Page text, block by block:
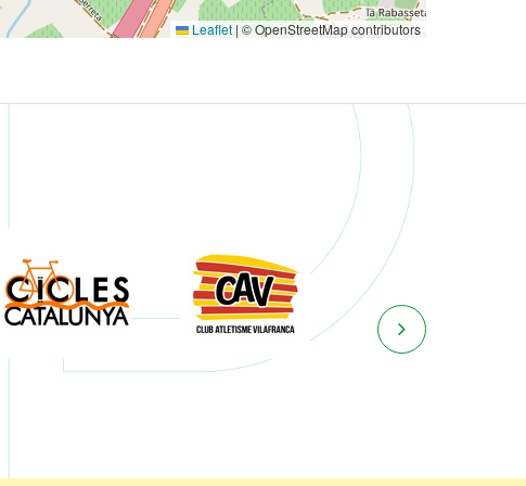
Leaflet | © OpenStreetMap contributors
